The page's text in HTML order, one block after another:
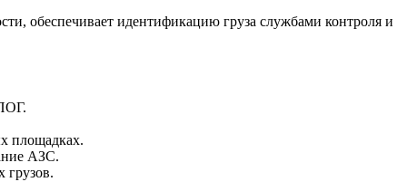
обеспечивает идентификацию груза службами контроля
площадках.
АЗС.
грузов.